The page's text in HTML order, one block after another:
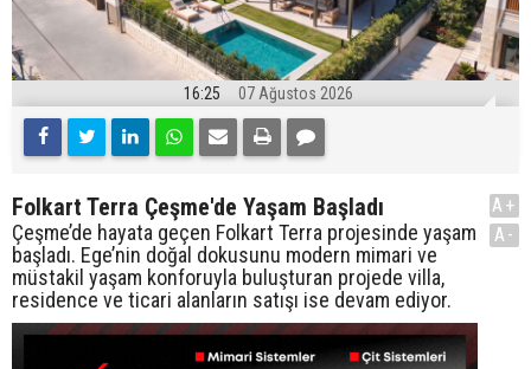
16:25 07 Ağustos 2026
Folkart Terra Çeşme'de Yaşam Başladı
Çeşme’de hayata geçen Folkart Terra projesinde yaşam
başladı. Ege’nin doğal dokusunu modern mimari ve
müstakil yaşam konforuyla buluşturan projede villa,
residence ve ticari alanların satışı ise devam ediyor.
A+
A-